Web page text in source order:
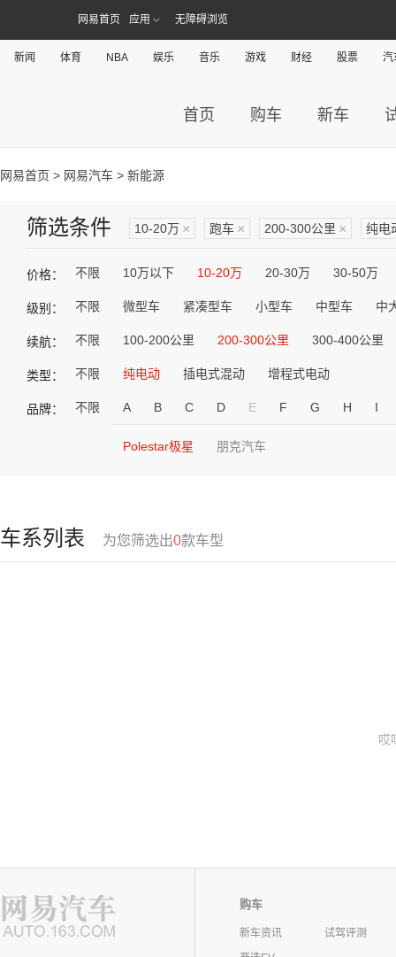
网易首页 应用 无障碍浏览
新闻 体育 NBA 娱乐 音乐 游戏 财经 股票 汽
首页 购车 新车
网易首页 > 网易汽车 > 新能源
筛选条件 10-20万 × 跑车 × 200-300公里 × 纯电
价格： 不限 10万以下 10-20万 20-30万 30-50万
级别： 不限 微型车 紧凑型车 小型车 中型车 中
续航： 不限 100-200公里 200-300公里 300-400公里
类型： 不限 纯电动 插电式混动 增程式电动
品牌： 不限 A B C D E F G H I
Polestar极星 朋克汽车
车系列表 为您筛选出0款车型
哎
购车
新车资讯
试驾评测